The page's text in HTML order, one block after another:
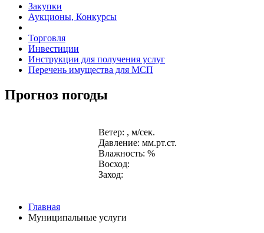
Закупки
Аукционы, Конкурсы
Торговля
Инвестиции
Инструкции для получения услуг
Перечень имущества для МСП
Прогноз погоды
Ветер: , м/сек.
Давление: мм.рт.ст.
Влажность: %
Восход:
Заход:
Главная
Муниципальные услуги